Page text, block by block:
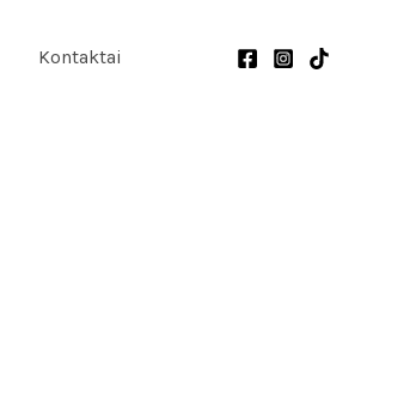
Kontaktai